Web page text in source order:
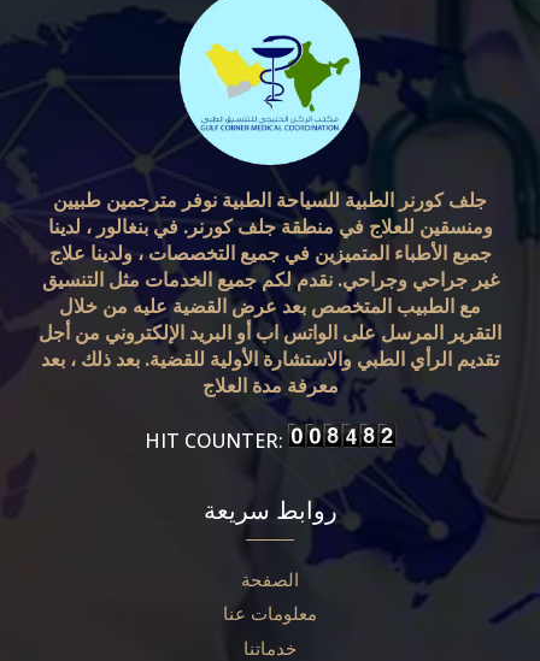
جلف كورنر الطبية للسياحة الطبية نوفر مترجمين طبيين
ومنسقين للعلاج في منطقة جلف كورنر. في بنغالور ، لدينا
جميع الأطباء المتميزين في جميع التخصصات ، ولدينا علاج
غير جراحي وجراحي. نقدم لكم جميع الخدمات مثل التنسيق
مع الطبيب المتخصص بعد عرض القضية عليه من خلال
التقرير المرسل على الواتس اب أو البريد الإلكتروني من أجل
تقديم الرأي الطبي والاستشارة الأولية للقضية. بعد ذلك ، بعد
معرفة مدة العلاج
HIT COUNTER:
روابط سريعة
الصفحة
معلومات عنا
خدماتنا